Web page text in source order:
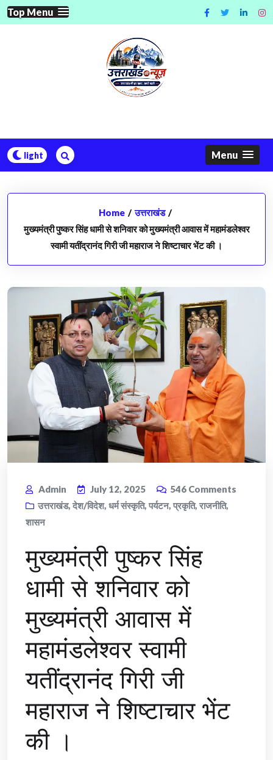
Skip
to
Top Menu
Menu
Home / उत्तराखंड /
मुख्यमंत्री पुष्कर सिंह धामी से शनिवार को मुख्यमंत्री आवास में महामंडलेश्वर
स्वामी यतींद्रानंद गिरी जी महाराज ने शिष्टाचार भेंट की ।
Admin July 12, 2025 546 Comments
उत्तराखंड, देश/विदेश, धर्म संस्कृति, पर्यटन, प्रकृति, राजनीति,
शासन
मुख्यमंत्री पुष्कर सिंह
धामी से शनिवार को
मुख्यमंत्री आवास में
महामंडलेश्वर स्वामी
यतींद्रानंद गिरी जी
महाराज ने शिष्टाचार भेंट
की ।